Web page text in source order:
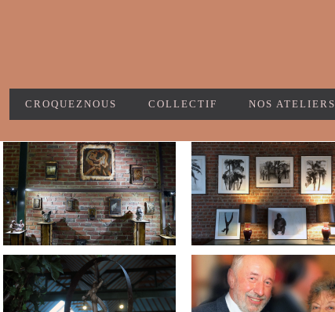
CROQUEZNOUS COLLECTIF NOS ATELIERS